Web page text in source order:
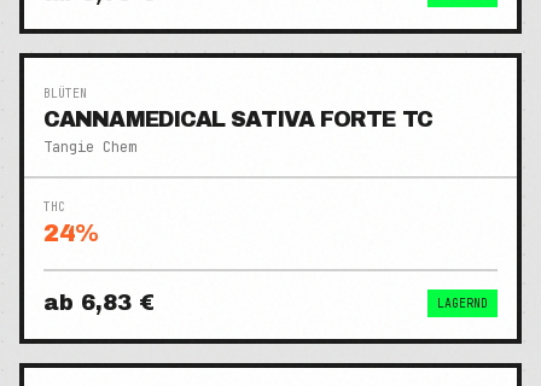
BLÜTEN
CANNAMEDICAL SATIVA FORTE TC
Tangie Chem
THC
24%
ab 6,83 € LAGERND